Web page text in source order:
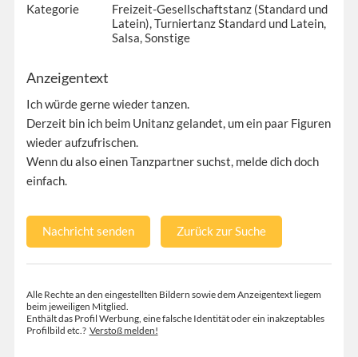
Kategorie
Freizeit-Gesellschaftstanz (Standard und
Latein), Turniertanz Standard und Latein,
Salsa, Sonstige
Anzeigentext
Ich würde gerne wieder tanzen.
Derzeit bin ich beim Unitanz gelandet, um ein paar Figuren
wieder aufzufrischen.
Wenn du also einen Tanzpartner suchst, melde dich doch
einfach.
Nachricht senden Zurück zur Suche
Alle Rechte an den eingestellten Bildern sowie dem Anzeigentext liegem
beim jeweiligen Mitglied.
Enthält das Profil Werbung, eine falsche Identität oder ein inakzeptables
Profilbild etc.? Verstoß melden!